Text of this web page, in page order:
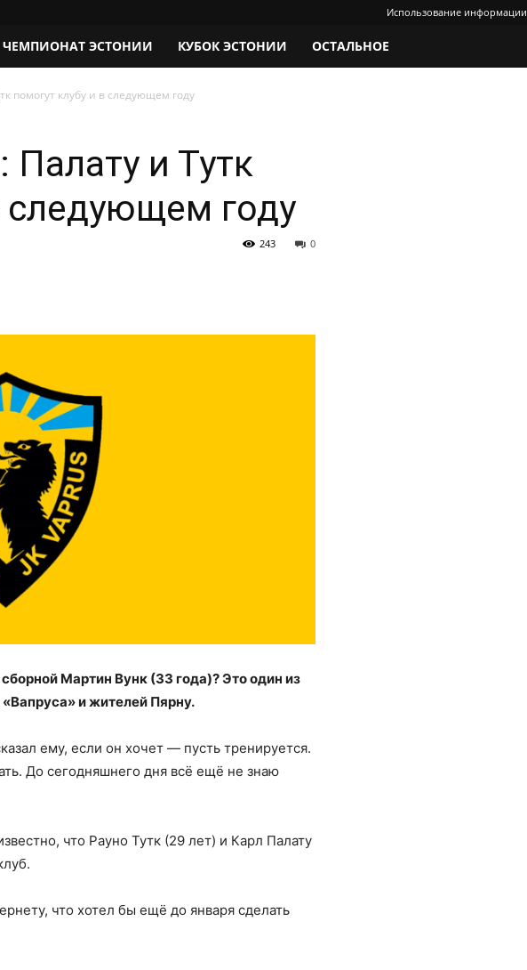
Использование информации
ЧЕМПИОНАТ ЭСТОНИИ КУБОК ЭСТОНИИ ОСТАЛЬНОЕ
помогут клубу и в следующем году
и Тутк
следующем году
0
243
Мартин Вунк (33 года)? Это один из
и жителей Пярну.
ему, если он хочет — пусть тренируется.
До сегодняшнего дня всё ещё не знаю
что Рауно Тутк (29 лет) и Карл Палату
что хотел бы ещё до января сделать